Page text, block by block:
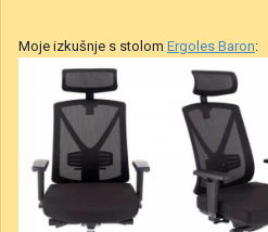
Moje izkušnje s stolom Ergoles Baron: